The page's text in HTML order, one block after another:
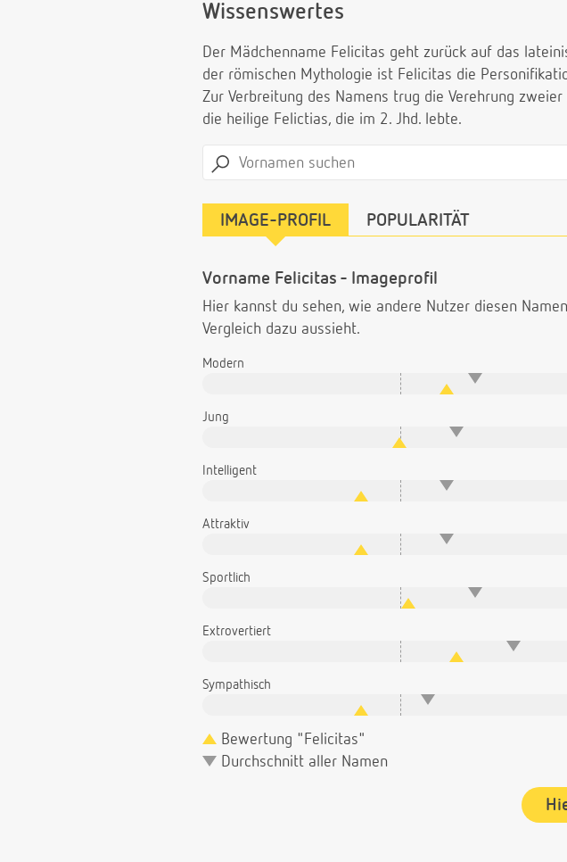
Wissenswertes
Der Mädchenname Felicitas geht zurück auf das
der römischen Mythologie ist Felicitas die
Zur Verbreitung des Namens trug die Verehrung
die heilige Felictias, die im 2. Jhd. lebte.
IMAGE-PROFIL POPULARITÄT
Vorname Felicitas - Imageprofil
Hier kannst du sehen, wie andere Nutzer diesen
Vergleich dazu aussieht.
Modern
Jung
Intelligent
Attraktiv
Sportlich
Extrovertiert
Sympathisch
Bewertung "Felicitas"
Durchschnitt aller Namen